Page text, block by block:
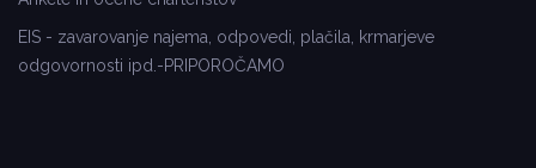
EIS - zavarovanje najema, odpovedi, plačila, krmarjeve
odgovornosti ipd.-PRIPOROČAMO